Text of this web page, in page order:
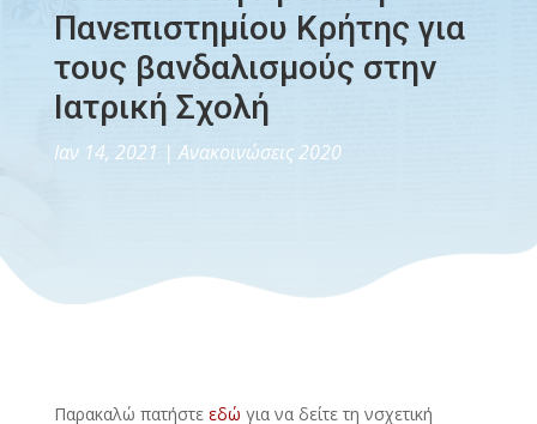
Πανεπιστημίου Κρήτης για
τους βανδαλισμούς στην
Ιατρική Σχολή
Ιαν 14, 2021 |Ανακοινώσεις 2020
Παρακαλώ πατήστεεδώ για να δείτε τη νσχετική